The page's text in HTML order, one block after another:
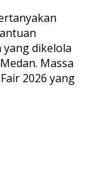
dikelola
Massa
2026 yang